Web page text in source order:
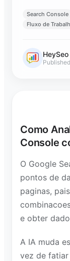
Search Console
Fluxo de
Como
Console
O Google
pontos de
paginas,
e obter
A IA muda
vez de fatiar